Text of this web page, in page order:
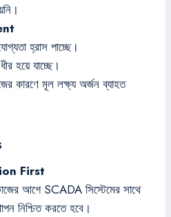
হ্রাস পাচ্ছে।
হয়ে যাচ্ছে।
কারণে মূল লক্ষ্য অর্জন ব্যাহত
First
আগে SCADA সিস্টেমের সাথে
নিশ্চিত করতে হবে।